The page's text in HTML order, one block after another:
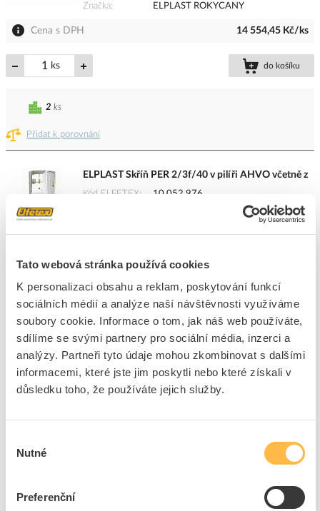
Tato webová stránka používá cookies
K personalizaci obsahu a reklam, poskytování funkcí
sociálních médií a analýze naší návštěvnosti využíváme
soubory cookie. Informace o tom, jak náš web používáte,
sdílíme se svými partnery pro sociální média, inzerci a
analýzy. Partneři tyto údaje mohou zkombinovat s dalšími
informacemi, které jste jim poskytli nebo které získali v
důsledku toho, že používáte jejich služby.
souhlasu
Nutné
Preferenční
Značka
ELPLAST ROKYCANY
Cena s DPH 14 554,45 Kč/ks
ks do košíku
Přidat k porovnání
2 ks
ELPLAST Skříň PER 2/3f/40 v pilíři AHVO včetně z
Kód ELFETEX
10.052.976
Značka
ELPLAST ROKYCANY
ks do košíku
Přidat k porovnání
K objednání
Na dotaz
Cena s DPH 9 473,08 Kč/ks